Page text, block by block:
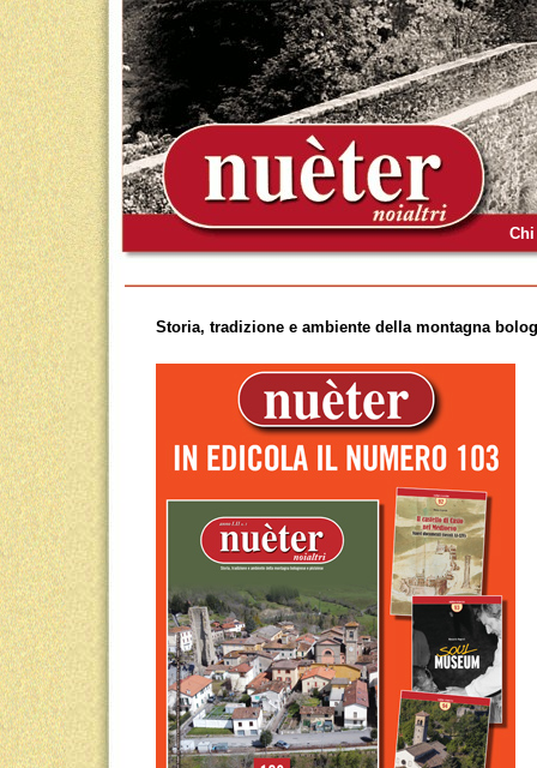
Storia, tradizione e ambiente della montagna